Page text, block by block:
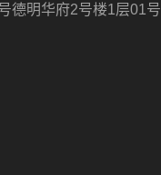
德明华府2号楼1层01号